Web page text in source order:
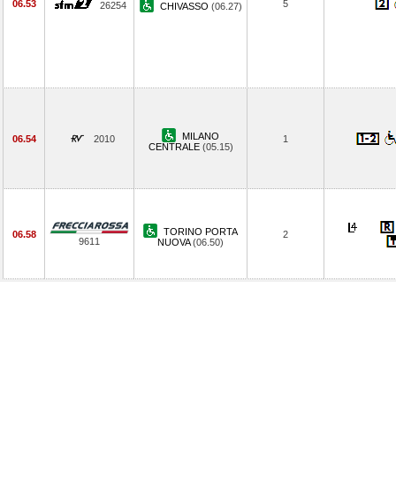
06.53 26254 CHIVASSO (06.27) 5
06.54 2010
MILANO
CENTRALE (05.15)
1
06.58
9611
TORINO PORTA
NUOVA(06.50)
2